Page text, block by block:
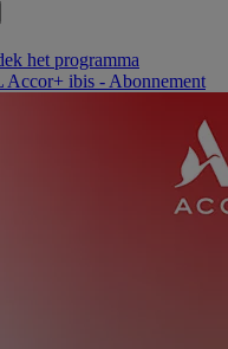
het programma
Accor+ ibis - Abonnement